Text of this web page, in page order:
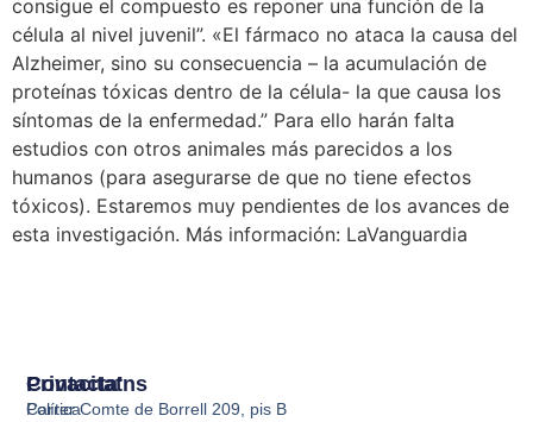
consigue el compuesto es reponer una función de la
célula al nivel juvenil”. «El fármaco no ataca la causa del
Alzheimer, sino su consecuencia – la acumulación de
proteínas tóxicas dentro de la célula- la que causa los
síntomas de la enfermedad.” Para ello harán falta
estudios con otros animales más parecidos a los
humanos (para asegurarse de que no tiene efectos
tóxicos). Estaremos muy pendientes de los avances de
esta investigación. Más información: LaVanguardia
Privacitat
Política
Contacta'ns
Carrer Comte de Borrell 209, pis B